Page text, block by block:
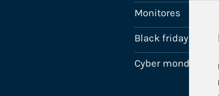
Monitores
Black friday
Cyber monday